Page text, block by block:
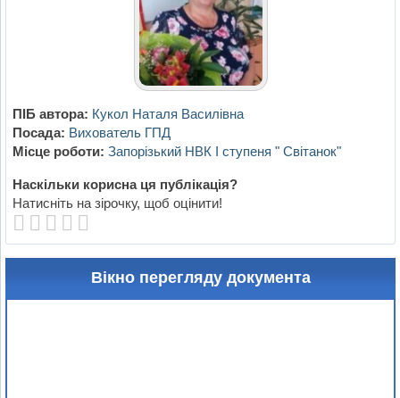
ПІБ автора: Кукол Наталя Василівна
Посада: Вихователь ГПД
Місце роботи: Запорізький НВК І ступеня " Світанок"
Наскільки корисна ця публікація?
Натисніть на зірочку, щоб оцінити!
Вікно перегляду документа